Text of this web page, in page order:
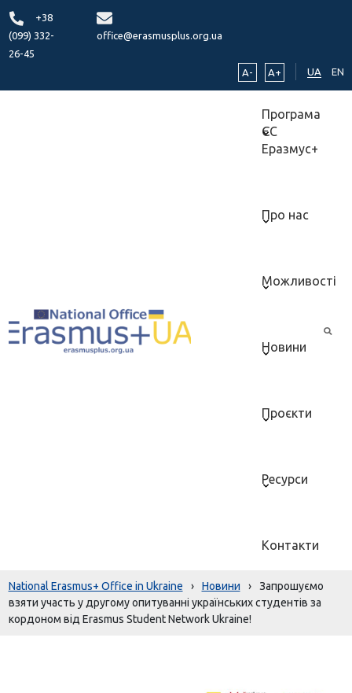
+38
(099) 332-
26-45
office@erasmusplus.org.ua
A- A+ UA EN
Програма
ЄС
Еразмус+
Про нас
Можливості
Новини
Проєкти
Ресурси
Контакти
National Erasmus+ Office in Ukraine › Новини ›
Запрошуємо
взяти участь у другому опитуванні українських студентів за
кордоном від Erasmus Student Network Ukraine!